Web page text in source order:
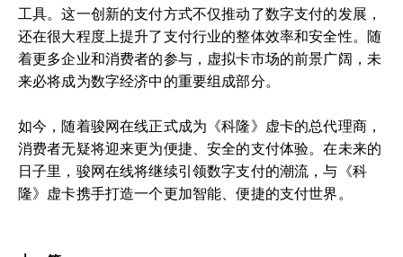
工具。这一创新的支付方式不仅推动了数字支付的发展，
还在很大程度上提升了支付行业的整体效率和安全性。随
着更多企业和消费者的参与，虚拟卡市场的前景广阔，未
来必将成为数字经济中的重要组成部分。
如今，随着骏网在线正式成为《科隆》虚卡的总代理商，
消费者无疑将迎来更为便捷、安全的支付体验。在未来的
日子里，骏网在线将继续引领数字支付的潮流，与《科
隆》虚卡携手打造一个更加智能、便捷的支付世界。